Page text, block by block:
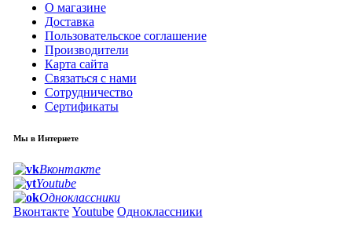
О магазине
Доставка
Пользовательское соглашение
Производители
Карта сайта
Связаться с нами
Сотрудничество
Сертификаты
Мы в Интернете
Вконтакте
Youtube
Одноклассники
Вконтакте Youtube Одноклассники